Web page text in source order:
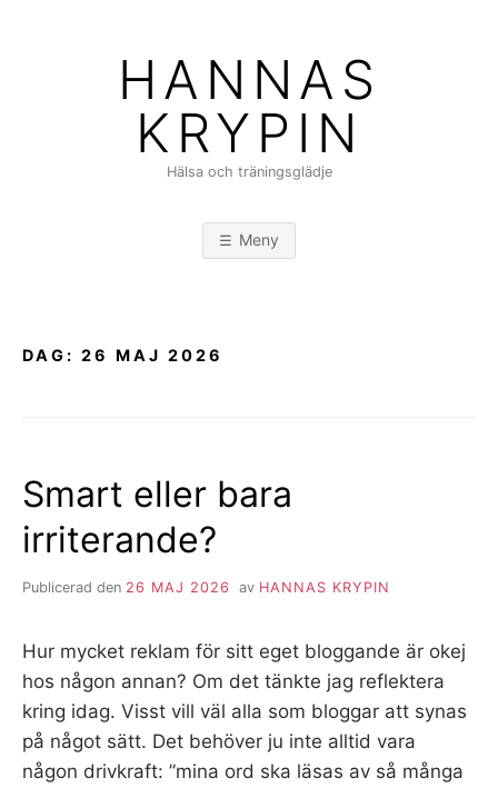
HANNAS
KRYPIN
Hälsa och träningsglädje
Meny
DAG: 26 MAJ 2026
Smart eller bara
irriterande?
Publicerad den 26 MAJ 2026 av HANNAS KRYPIN
Hur mycket reklam för sitt eget bloggande är okej
hos någon annan? Om det tänkte jag reflektera
kring idag. Visst vill väl alla som bloggar att synas
på något sätt. Det behöver ju inte alltid vara
någon drivkraft: ”mina ord ska läsas av så många